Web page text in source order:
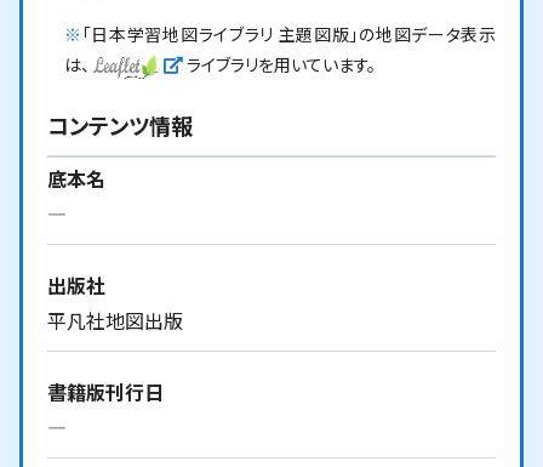
※ 「日本学習地図ライブラリ 主題図版」の地図データ表示
は、
新しいウィンドウで開く
ライブラリを用いています。
コンテンツ情報
底本名
―
出版社
平凡社地図出版
書籍版刊行日
―